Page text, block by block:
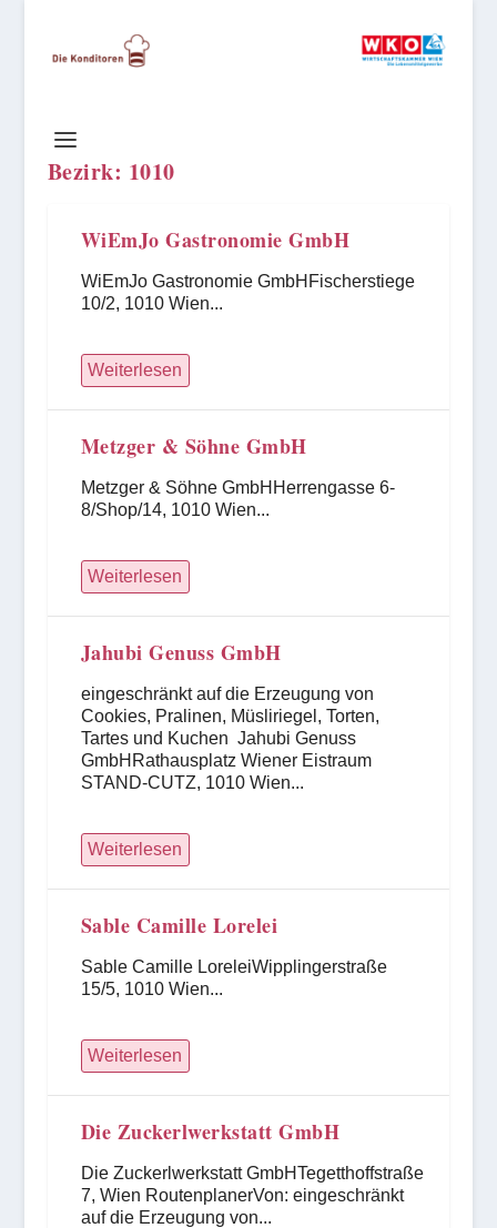
Bezirk: 1010
WiEmJo Gastronomie GmbH
WiEmJo Gastronomie GmbHFischerstiege
10/2, 1010 Wien...
Weiterlesen
Metzger & Söhne GmbH
Metzger & Söhne GmbHHerrengasse 6-
8/Shop/14, 1010 Wien...
Weiterlesen
Jahubi Genuss GmbH
eingeschränkt auf die Erzeugung von
Cookies, Pralinen, Müsliriegel, Torten,
Tartes und Kuchen Jahubi Genuss
GmbHRathausplatz Wiener Eistraum
STAND-CUTZ, 1010 Wien...
Weiterlesen
Sable Camille Lorelei
Sable Camille LoreleiWipplingerstraße
15/5, 1010 Wien...
Weiterlesen
Die Zuckerlwerkstatt GmbH
Die Zuckerlwerkstatt GmbHTegetthoffstraße
7, Wien RoutenplanerVon: eingeschränkt
auf die Erzeugung von...